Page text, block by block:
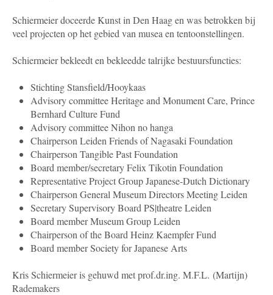
Schiermeier doceerde Kunst in Den Haag en was betrokken bij
veel projecten op het gebied van musea en tentoonstellingen.
Schiermeier bekleedt en bekleedde talrijke bestuursfuncties:
Stichting Stansfield/Hooykaas
Advisory committee Heritage and Monument Care, Prince
Bernhard Culture Fund
Advisory committee Nihon no hanga
Chairperson Leiden Friends of Nagasaki Foundation
Chairperson Tangible Past Foundation
Board member/secretary Felix Tikotin Foundation
Representative Project Group Japanese-Dutch Dictionary
Chairperson General Museum Directors Meeting Leiden
Secretary Supervisory Board PS|theatre Leiden
Board member Museum Group Leiden
Chairperson of the Board Heinz Kaempfer Fund
Board member Society for Japanese Arts
Kris Schiermeier is gehuwd met prof.dr.ing. M.F.L. (Martijn)
Rademakers